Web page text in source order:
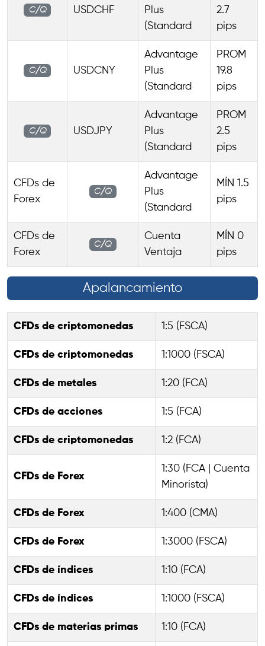
C/Q USDCHF
Plus
(Standard
2.7
pips
C/Q USDCNY
Advantage
Plus
(Standard
PROM
19.8
pips
C/Q USDJPY
Advantage
Plus
(Standard
PROM
2.5
pips
CFDs de
Forex
C/Q
Advantage
Plus
(Standard
MÍN 1.5
pips
CFDs de
Forex
C/Q
Cuenta
Ventaja
MÍN 0
pips
Apalancamiento
CFDs de criptomonedas 1:5 (FSCA)
CFDs de criptomonedas 1:1000 (FSCA)
CFDs de metales 1:20 (FCA)
CFDs de acciones 1:5 (FCA)
CFDs de criptomonedas 1:2 (FCA)
CFDs de Forex
1:30 (FCA | Cuenta
Minorista)
CFDs de Forex 1:400 (CMA)
CFDs de Forex 1:3000 (FSCA)
CFDs de índices 1:10 (FCA)
CFDs de índices 1:1000 (FSCA)
CFDs de materias primas 1:10 (FCA)